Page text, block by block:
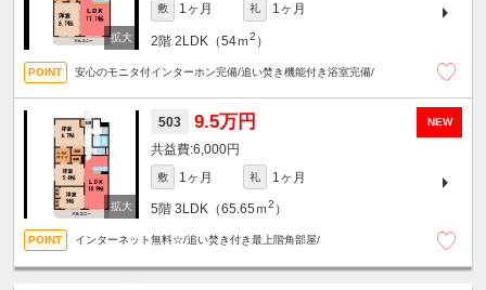
敷 1ヶ月 礼 1ヶ月
2階 2LDK（54ｍ2 ）
安心のモニタ付インターホン完備/追い焚き機能付き浴室完備/
NEW
503 9.5万円
6,000円
敷 1ヶ月 礼 1ヶ月
5階 3LDK（65.65ｍ2 ）
インターネット無料☆/追い焚き付き最上階角部屋/